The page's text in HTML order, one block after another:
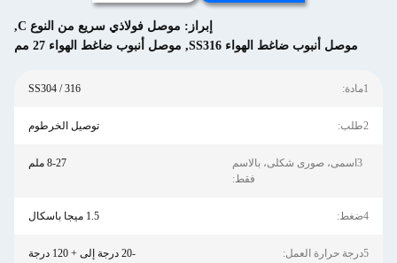
إبراز: موصل فولاذي سريع من النوع C
,
موصل أنبوب ضاغط الهواء SS316
, موصل أنبوب ضاغط الهواء 27 مم
1مادة: SS304 / 316
2طلب: توصيل الخرطوم
3اسمى، صورى شكلى، بالاسم
فقط:
8-27 ملم
4ضغط: 1.5 ميجا باسكال
5درجة حرارة العمل: -20 درجة إلى + 120 درجة